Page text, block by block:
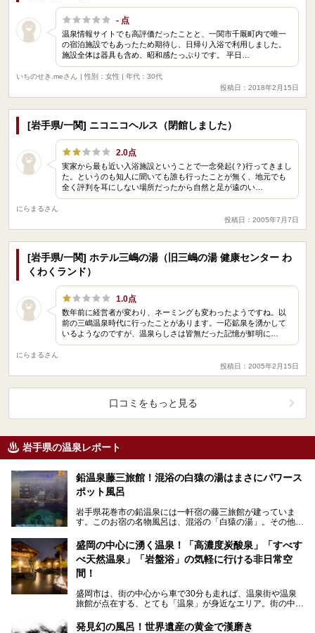
- 点
温泉情報サイトでも高評価だったことと、一関市千厩町内で唯一
の宿泊施設でもあったため期待し、日帰り入浴で利用しました。
施設全体は器具も含め、昭和感たっぷりです。 平日…
いちのせき.meさん
| 性別：女性 | 年代：30代
投稿日：2018年2月15日
[岩手県/一関] ニコニコヘルス（閉館しました）
2.0点
実家から最も近い入浴施設ということで一念発起(？)行ってきまし
た。というのも知人に聞いても誰も行ったことが無く、地元でも
全く評判を耳にしない場所だったから自然と足が遠のい…
にらまるさん
投稿日：2005年7月7日
[岩手県/一関] ホテル三嶋の湯（旧三嶋の湯 健康センター わ
くわくランド）
1.0点
数年前に経営者が変わり、ネーミングも変わったようですね。以
前の三嶋温泉時代に行ったことがあります。一応鉱泉を湧かして
いるようなのですが、温泉らしさは皆無だった記憶が鮮明に…
にらまるさん
投稿日：2005年2月15日
口コミをもっと見る
岩手県の温泉レポート
鉛温泉藤三旅館！混浴の白猿の湯はまさにパワース
ポット風呂
岩手県花巻市の鉛温泉には一軒宿の藤三旅館が建っていま
す。このお宿の名物風呂は、混浴の「白猿の湯」。その他に
な…
盛岡の中心に湧く温泉！「高濃度炭酸泉」「すべす
べ天然温泉」「岩盤浴」の気軽に行ける非日常空
間！
盛岡市は、街の中心から車で30分も走れば、温泉街や温泉
旅館が点在する、とても「温泉」が身近なエリア。街の中心
発見幻の風呂！世界遺産の黄金で漢磨き